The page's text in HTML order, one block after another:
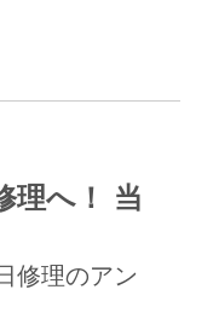
理へ！ 当
修理のアン